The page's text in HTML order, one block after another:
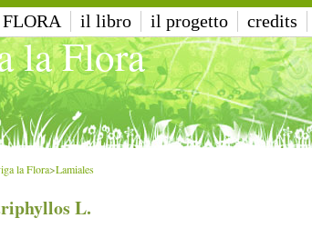
il libro il progetto credits
la Flora
la Flora>Lamiales
L.